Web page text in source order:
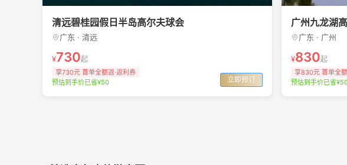
清远碧桂园假日半岛高尔夫球会
广东 · 清远
¥730起
享730元 首单全额返·返利券
预估到手价已省¥50
立即预订
广州九龙湖
广东 · 广州
¥830起
享830元 首单全
预估到手价已省